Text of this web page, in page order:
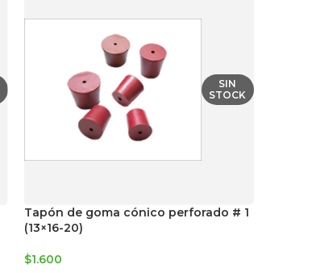
SIN
STOCK
Tapón de goma cónico perforado # 1
(13×16-20)
$1.600